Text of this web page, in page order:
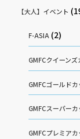
【大人】イベント
F-ASIA (2)
GMFCクイーンズ
GMFCゴールド
GMFCスーパー
GMFCプレミア